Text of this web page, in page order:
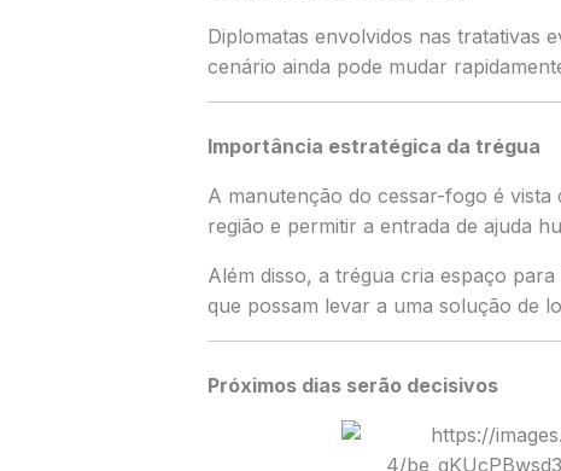
Diplomatas envolvidos nas tratativas
cenário ainda pode mudar
Importância estratégica da trégua
A manutenção do cessar-fogo é
região e permitir a entrada de ajuda
Além disso, a trégua cria espaço
que possam levar a uma solução de
Próximos dias serão decisivos